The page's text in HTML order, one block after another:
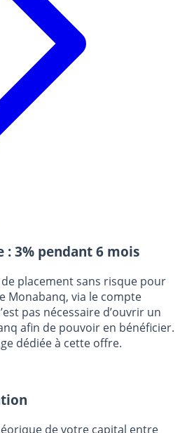
: 3% pendant 6 mois
placement sans risque pour
Monabanq, via le compte
pas nécessaire d’ouvrir un
afin de pouvoir en bénéficier.
dédiée à cette offre.